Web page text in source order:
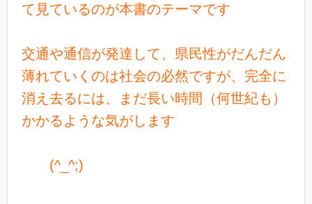
て見ているのが本書のテーマです
交通や通信が発達して、県民性がだんだん
薄れていくのは社会の必然ですが、完全に
消え去るには、まだ長い時間（何世紀も）
かかるような気がします
(^_^;)